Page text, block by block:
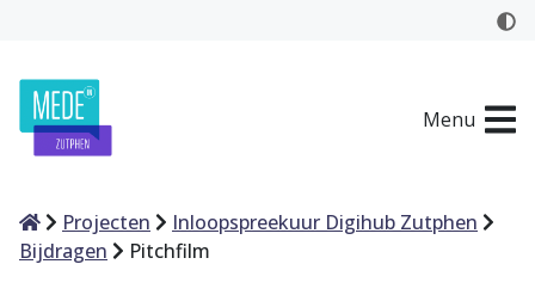
Menu
HomeProjecten
Inloopspreekuur Digihub Zutphen
Bijdragen
Pitchfilm